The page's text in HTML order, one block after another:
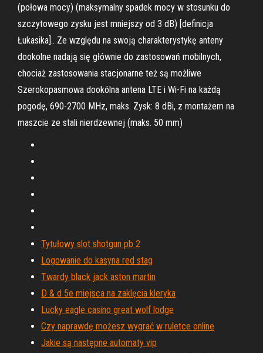
(połowa mocy) (maksymalny spadek mocy w stosunku do
szczytowego zysku jest mniejszy od 3 dB) [definicja
Łukasika].. Ze względu na swoją charakterystykę anteny
dookolne nadają się głównie do zastosowań mobilnych,
chociaż zastosowania stacjonarne też są możliwe
Szerokopasmowa dookólna antena LTE i Wi-Fi na każdą
pogodę, 690-2700 MHz, maks. Zysk: 8 dBi, z montażem na
maszcie ze stali nierdzewnej (maks. 50 mm)
Tytułowy slot shotgun pb 2
Logowanie do kasyna red stag
Twardy black jack aston martin
D & d 5e miejsca na zaklęcia kleryka
Lucky eagle casino great wolf lodge
Czy naprawdę możesz wygrać w ruletce online
Jakie są następne automaty vip